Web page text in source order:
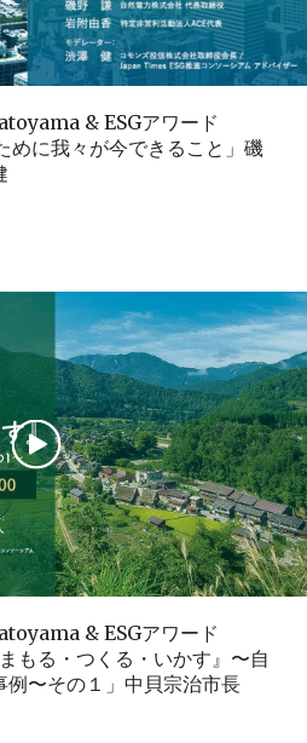
& ESGアワード
めに我々が今できること」磯
& ESGアワード
もる・つくる・いかす』〜自
〜その１」中貝宗治市長